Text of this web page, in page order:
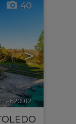
>
40
620912 🔗